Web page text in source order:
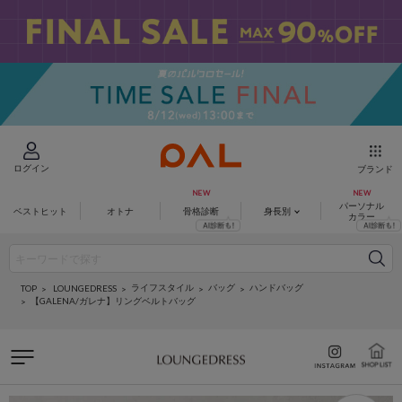
ログイン ブランド
ベストヒット オトナ 骨格診断 身長別
パーソナル
カラー
TOP LOUNGEDRESS ライフスタイル バッグ
ハンドバッグ
【GALENA/ガレナ】リングベルトバッグ